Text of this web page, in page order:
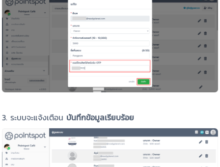
3. ระบบจะแจ้งเตือน บันทึกข้อมูลเรียบร้อย